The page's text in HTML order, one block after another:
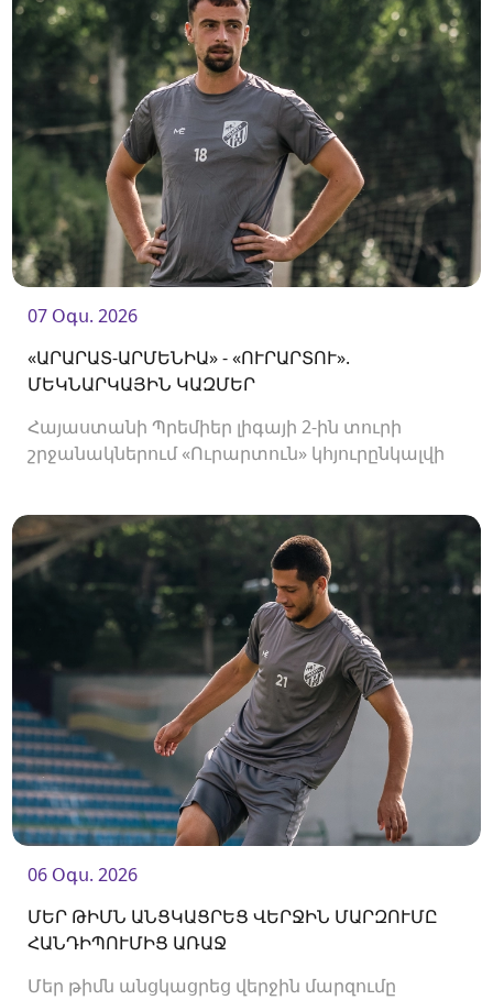
07 Օգս. 2026
«ԱՐԱՐԱՏ-ԱՐՄԵՆԻԱ» - «ՈՒՐԱՐՏՈՒ».
ՄԵԿՆԱՐԿԱՅԻՆ ԿԱԶՄԵՐ
Հայաստանի Պրեմիեր լիգայի 2-ին տուրի
շրջանակներում «Ուրարտուն» կհյուրընկալվի
06 Օգս. 2026
ՄԵՐ ԹԻՄՆ ԱՆՑԿԱՑՐԵՑ ՎԵՐՋԻՆ ՄԱՐԶՈՒՄԸ
ՀԱՆԴԻՊՈՒՄԻՑ ԱՌԱՋ
Մեր թիմն անցկացրեց վերջին մարզումը